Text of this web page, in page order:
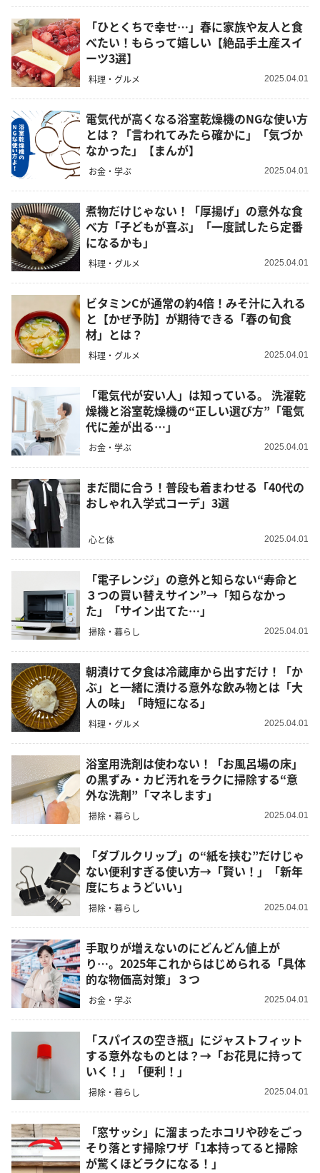
「ひとくちで幸せ…」春に家族や友人と食
べたい！もらって嬉しい【絶品手土産スイ
ーツ3選】
料理・グルメ 2025.04.01
電気代が高くなる浴室乾燥機のNGな使い方
とは？「言われてみたら確かに」「気づか
なかった」【まんが】
お金・学ぶ 2025.04.01
煮物だけじゃない！「厚揚げ」の意外な食
べ方「子どもが喜ぶ」「一度試したら定番
になるかも」
料理・グルメ 2025.04.01
ビタミンCが通常の約4倍！みそ汁に入れる
と【かぜ予防】が期待できる「春の旬食
材」とは？
料理・グルメ 2025.04.01
「電気代が安い人」は知っている。 洗濯乾
燥機と浴室乾燥機の“正しい選び方”「電気
代に差が出る…」
お金・学ぶ 2025.04.01
まだ間に合う！普段も着まわせる「40代の
おしゃれ入学式コーデ」3選
心と体 2025.04.01
「電子レンジ」の意外と知らない“寿命と
３つの買い替えサイン”→「知らなかっ
た」「サイン出てた…」
掃除・暮らし 2025.04.01
朝漬けて夕食は冷蔵庫から出すだけ！「か
ぶ」と一緒に漬ける意外な飲み物とは「大
人の味」「時短になる」
料理・グルメ 2025.04.01
浴室用洗剤は使わない！「お風呂場の床」
の黒ずみ・カビ汚れをラクに掃除する“意
外な洗剤”「マネします」
掃除・暮らし 2025.04.01
「ダブルクリップ」の“紙を挟む”だけじゃ
ない便利すぎる使い方→「賢い！」「新年
度にちょうどいい」
掃除・暮らし 2025.04.01
手取りが増えないのにどんどん値上が
り…。2025年これからはじめられる「具体
的な物価高対策」３つ
お金・学ぶ 2025.04.01
「スパイスの空き瓶」にジャストフィット
する意外なものとは？→「お花見に持って
いく！」「便利！」
掃除・暮らし 2025.04.01
「窓サッシ」に溜まったホコリや砂をごっ
そり落とす掃除ワザ「1本持ってると掃除
が驚くほどラクになる！」